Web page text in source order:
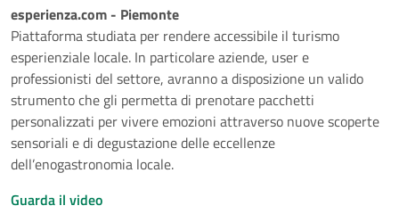
esperienza.com - Piemonte
Piattaforma studiata per rendere accessibile il turismo
esperienziale locale. In particolare aziende, user e
professionisti del settore, avranno a disposizione un valido
strumento che gli permetta di prenotare pacchetti
personalizzati per vivere emozioni attraverso nuove scoperte
sensoriali e di degustazione delle eccellenze
dell’enogastronomia locale.
Guarda il video